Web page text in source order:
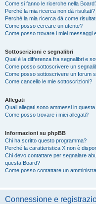
Come si fanno le ricerche nella
Perché la mia ricerca non dà risultati?
Perché la mia ricerca dà come
Come posso cercare un utente?
Come posso trovare i miei messaggi
Sottoscrizioni e segnalibri
Qual è la differenza fra segnalibri e
Come posso sottoscrivere un
Come posso sottoscrivere un forum
Come cancello le mie sottoscrizioni?
Allegati
Quali allegati sono ammessi in
Come posso trovare i miei allegati?
Informazioni su phpBB
Chi ha scritto questo programma?
Perché la caratteristica X non è
Chi devo contattare per segnalare
questa Board?
Come posso contattare un
Connessione e